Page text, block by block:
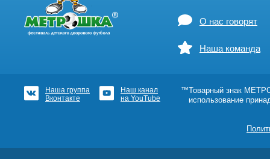
О нас говорят
Наша команда
Наша группа
Вконтакте
Наш канал
на YouTube
™Товарный знак
использование